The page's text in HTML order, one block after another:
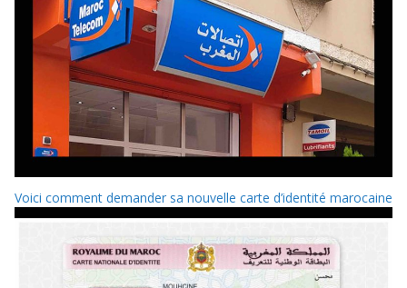
Voici comment demander sa nouvelle carte d’identité marocaine